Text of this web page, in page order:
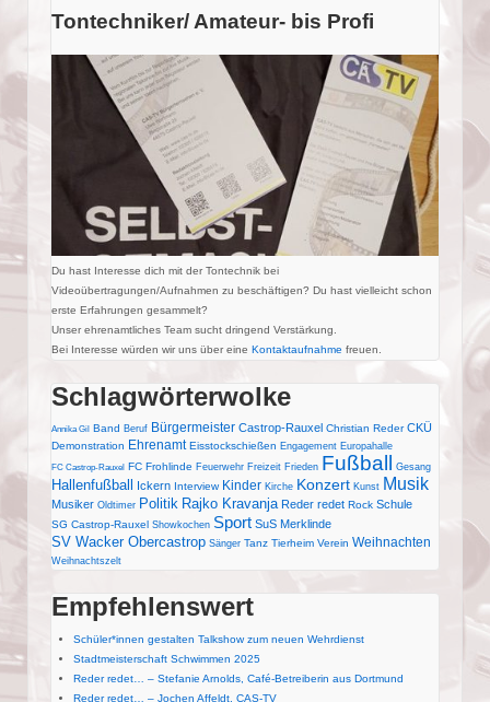
Tontechniker/ Amateur- bis Profi
Du hast Interesse dich mit der Tontechnik bei
Videoübertragungen/Aufnahmen zu beschäftigen? Du hast vielleicht schon
erste Erfahrungen gesammelt?
Unser ehrenamtliches Team sucht dringend Verstärkung.
Bei Interesse würden wir uns über eine Kontaktaufnahme freuen.
Schlagwörterwolke
Annika Gil Band Beruf Bürgermeister Castrop-Rauxel Christian Reder CKÜ
Demonstration Ehrenamt Eisstockschießen Engagement Europahalle
FC Castrop-Rauxel FC Frohlinde Feuerwehr Freizeit Frieden Fußball Gesang
Hallenfußball Ickern Interview Kinder Kirche Konzert Kunst Musik
Musiker Oldtimer Politik Rajko Kravanja Reder redet Rock Schule
SG Castrop-Rauxel Showkochen Sport SuS Merklinde
SV Wacker Obercastrop Sänger Tanz Tierheim Verein Weihnachten
Weihnachtszelt
Empfehlenswert
Schüler*innen gestalten Talkshow zum neuen Wehrdienst
Stadtmeisterschaft Schwimmen 2025
Reder redet… – Stefanie Arnolds, Café-Betreiberin aus Dortmund
Reder redet… – Jochen Affeldt, CAS-TV